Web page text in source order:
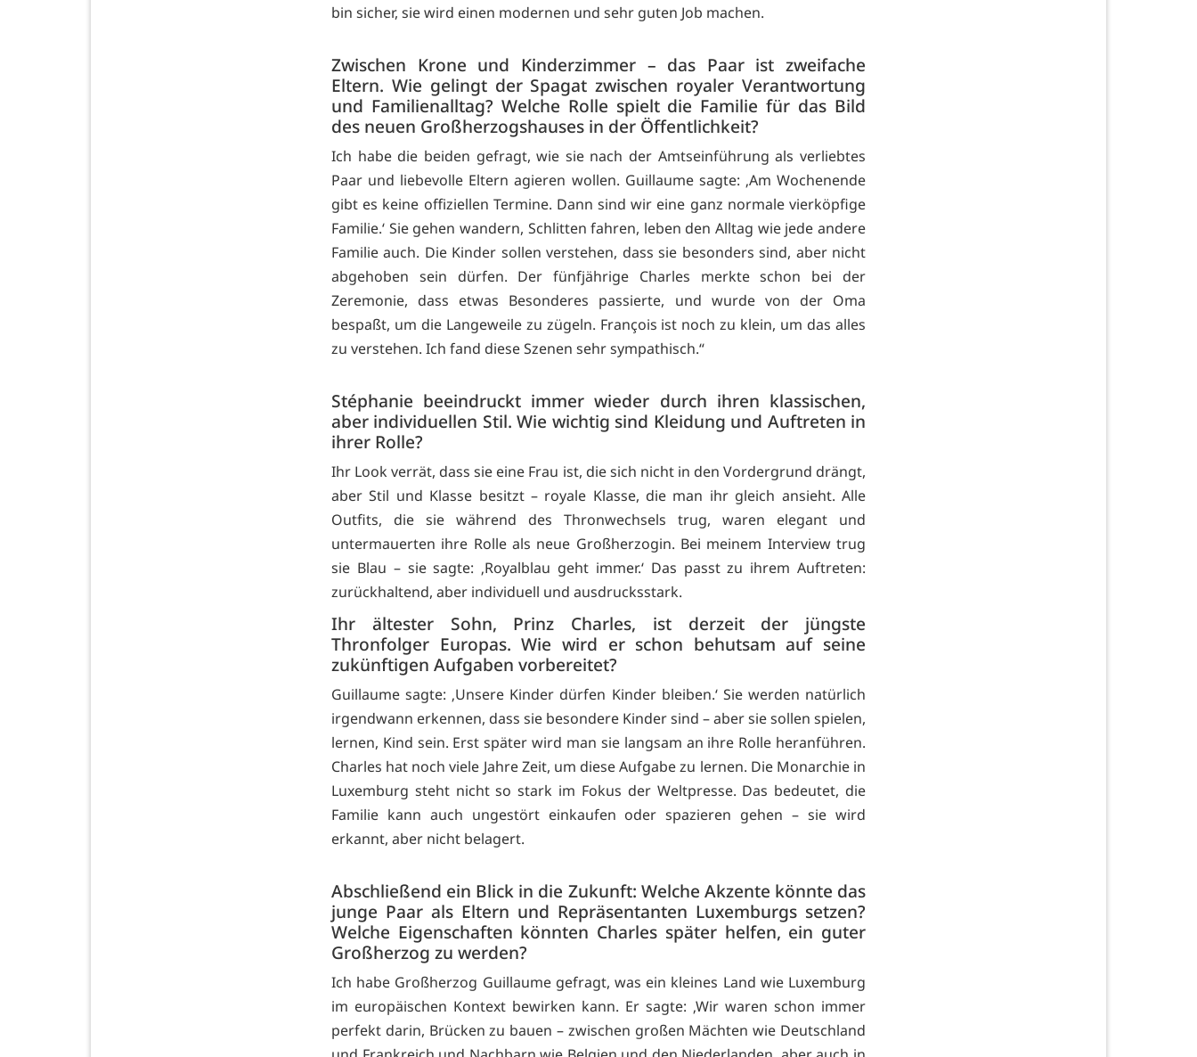
bin sicher, sie wird einen modernen und sehr guten Job machen.
Zwischen Krone und Kinderzimmer – das Paar ist zweifache
Eltern. Wie gelingt der Spagat zwischen royaler Verantwortung
und Familienalltag? Welche Rolle spielt die Familie für das Bild
des neuen Großherzogshauses in der Öffentlichkeit?
Ich habe die beiden gefragt, wie sie nach der Amtseinführung als verliebtes
Paar und liebevolle Eltern agieren wollen. Guillaume sagte: ‚Am Wochenende
gibt es keine offiziellen Termine. Dann sind wir eine ganz normale vierköpfige
Familie.‘ Sie gehen wandern, Schlitten fahren, leben den Alltag wie jede andere
Familie auch. Die Kinder sollen verstehen, dass sie besonders sind, aber nicht
abgehoben sein dürfen. Der fünfjährige Charles merkte schon bei der
Zeremonie, dass etwas Besonderes passierte, und wurde von der Oma
bespaßt, um die Langeweile zu zügeln. François ist noch zu klein, um das alles
zu verstehen. Ich fand diese Szenen sehr sympathisch.“
Stéphanie beeindruckt immer wieder durch ihren klassischen,
aber individuellen Stil. Wie wichtig sind Kleidung und Auftreten in
ihrer Rolle?
Ihr Look verrät, dass sie eine Frau ist, die sich nicht in den Vordergrund drängt,
aber Stil und Klasse besitzt – royale Klasse, die man ihr gleich ansieht. Alle
Outfits, die sie während des Thronwechsels trug, waren elegant und
untermauerten ihre Rolle als neue Großherzogin. Bei meinem Interview trug
sie Blau – sie sagte: ‚Royalblau geht immer.‘ Das passt zu ihrem Auftreten:
zurückhaltend, aber individuell und ausdrucksstark.
Ihr ältester Sohn, Prinz Charles, ist derzeit der jüngste
Thronfolger Europas. Wie wird er schon behutsam auf seine
zukünftigen Aufgaben vorbereitet?
Guillaume sagte: ‚Unsere Kinder dürfen Kinder bleiben.‘ Sie werden natürlich
irgendwann erkennen, dass sie besondere Kinder sind – aber sie sollen spielen,
lernen, Kind sein. Erst später wird man sie langsam an ihre Rolle heranführen.
Charles hat noch viele Jahre Zeit, um diese Aufgabe zu lernen. Die Monarchie in
Luxemburg steht nicht so stark im Fokus der Weltpresse. Das bedeutet, die
Familie kann auch ungestört einkaufen oder spazieren gehen – sie wird
erkannt, aber nicht belagert.
Abschließend ein Blick in die Zukunft: Welche Akzente könnte das
junge Paar als Eltern und Repräsentanten Luxemburgs setzen?
Welche Eigenschaften könnten Charles später helfen, ein guter
Großherzog zu werden?
Ich habe Großherzog Guillaume gefragt, was ein kleines Land wie Luxemburg
im europäischen Kontext bewirken kann. Er sagte: ‚Wir waren schon immer
perfekt darin, Brücken zu bauen – zwischen großen Mächten wie Deutschland